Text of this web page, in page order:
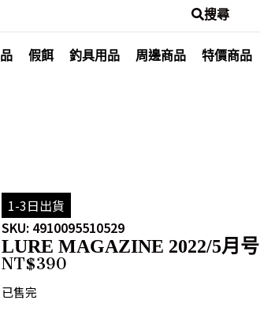
搜尋
假餌 釣具用品 周邊商品
特價商品
1-3日出貨
SKU: 4910095510529
LURE MAGAZINE 2022/5月号
NT$390
已售完